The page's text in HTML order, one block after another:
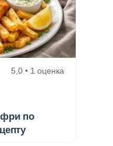
5,0 • 1 оценка
по